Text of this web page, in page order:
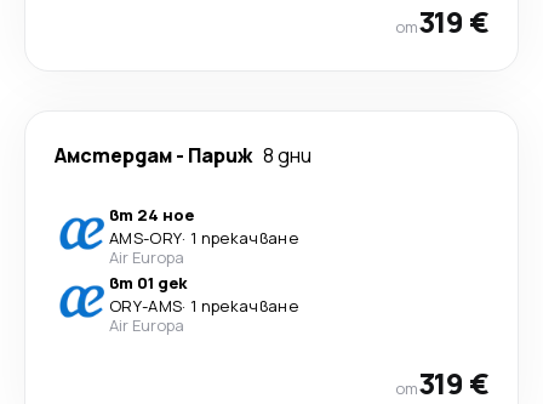
от319 €
Амстердам- Париж 8 дни
вт 24 ное
AMS-ORY· 1 прекачване
Air Europa
вт 01 дек
ORY-AMS· 1 прекачване
Air Europa
от319 €